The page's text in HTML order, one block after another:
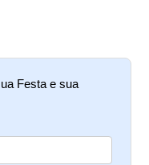
Festa e sua